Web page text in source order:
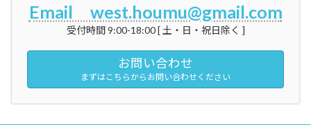
Email west.houmu@gmail.com
受付時間 9:00-18:00 [ 土・日・祝日除く ]
お問い合わせ
まずはこちらからお問い合わせください